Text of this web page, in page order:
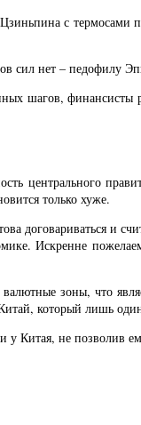
с термосами
сил нет – педофилу
шагов, финансисты
центрального
только хуже.
и
Искренне
зоны, что
который лишь
Китая, не позволив